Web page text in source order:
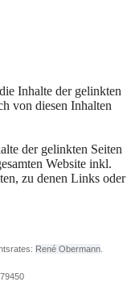
Inhalte der gelinkten
von diesen Inhalten
der gelinkten Seiten
Website inkl.
zu denen Links oder
René Obermann